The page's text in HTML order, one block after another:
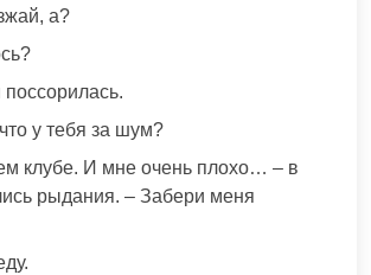
а?
у тебя за шум?
клубе. И мне очень плохо… – в
рыдания. – Забери меня